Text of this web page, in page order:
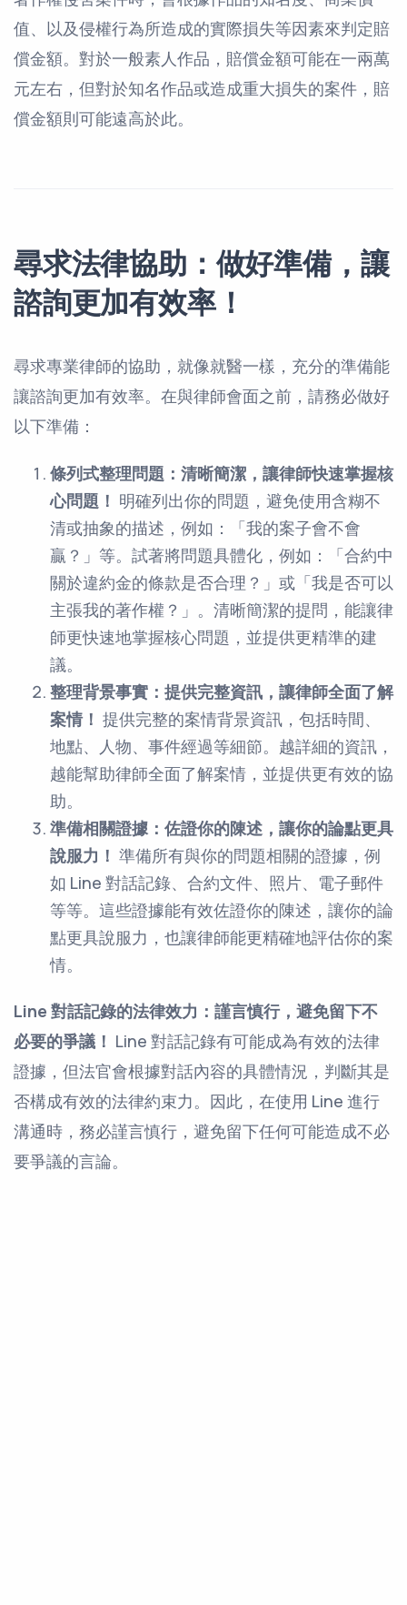
值、以及侵權行為所造成的實際損失等因素來判定賠
償金額。對於一般素人作品，賠償金額可能在一兩萬
元左右，但對於知名作品或造成重大損失的案件，賠
償金額則可能遠高於此。
尋求法律協助：做好準備，讓
諮詢更加有效率！
尋求專業律師的協助，就像就醫一樣，充分的準備能
讓諮詢更加有效率。在與律師會面之前，請務必做好
以下準備：
條列式整理問題：清晰簡潔，讓律師快速掌握核
心問題！ 明確列出你的問題，避免使用含糊不
清或抽象的描述，例如：「我的案子會不會
贏？」等。試著將問題具體化，例如：「合約中
關於違約金的條款是否合理？」或「我是否可以
主張我的著作權？」。清晰簡潔的提問，能讓律
師更快速地掌握核心問題，並提供更精準的建
議。
整理背景事實：提供完整資訊，讓律師全面了解
案情！ 提供完整的案情背景資訊，包括時間、
地點、人物、事件經過等細節。越詳細的資訊，
越能幫助律師全面了解案情，並提供更有效的協
助。
準備相關證據：佐證你的陳述，讓你的論點更具
說服力！ 準備所有與你的問題相關的證據，例
如 Line 對話記錄、合約文件、照片、電子郵件
等等。這些證據能有效佐證你的陳述，讓你的論
點更具說服力，也讓律師能更精確地評估你的案
情。
Line 對話記錄的法律效力：謹言慎行，避免留下不
必要的爭議！ Line 對話記錄有可能成為有效的法律
證據，但法官會根據對話內容的具體情況，判斷其是
否構成有效的法律約束力。因此，在使用 Line 進行
溝通時，務必謹言慎行，避免留下任何可能造成不必
要爭議的言論。